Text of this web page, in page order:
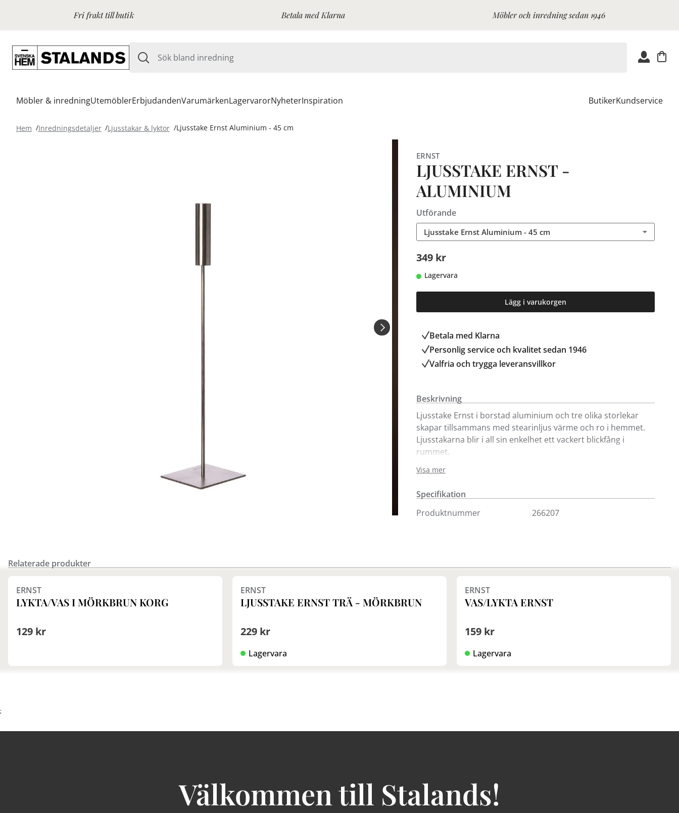
Fri frakt till butik Betala med Klarna Möbler och inredning sedan 1946
Möbler & inredningUtemöblerErbjudandenVarumärkenLagervarorNyheterInspiration ButikerKundservice
Hem Inredningsdetaljer Ljusstakar & lyktor Ljusstake Ernst Aluminium - 45 cm
ERNST
LJUSSTAKE ERNST -
ALUMINIUM
Utförande
Ljusstake Ernst Aluminium - 45 cm
349 kr
Lagervara
Lägg i varukorgen
Betala med Klarna
Personlig service och kvalitet sedan 1946
Valfria och trygga leveransvillkor
Beskrivning
Ljusstake Ernst i borstad aluminium och tre olika storlekar
skapar tillsammans med stearinljus värme och ro i hemmet.
Ljusstakarna blir i all sin enkelhet ett vackert blickfång i
rummet.
Ljusstakarna går att köpa online och i Kungens Kurva och
Sollentuna. Välkommen in!
Visa mer
Specifikation
Produktnummer
266207
Relaterade produkter Finns i fler val (2)
ERNST
LYKTA/VAS I MÖRKBRUN KORG
129 kr
Finns i fler val (2)
ERNST
LJUSSTAKE ERNST TRÄ - MÖRKBRUN
229 kr
Lagervara
ERNST
VAS/LYKTA ERNST
159 kr
Lagervara
;
Välkommen till Stalands!